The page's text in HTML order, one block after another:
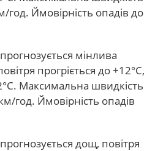
год. Ймовірність опадів до
мінлива
прогріється до +12°С,
Максимальна швидкість
год. Ймовірність опадів
дощ, повітря